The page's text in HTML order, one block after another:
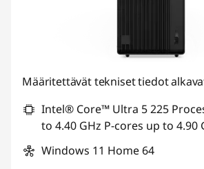
Määritettävät tekniset tiedot
Intel® Core™ Ultra 5 225
to 4.40 GHz P-cores up to 4.90
Windows 11 Home 64